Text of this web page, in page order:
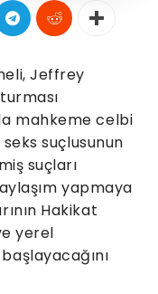
Jeffrey
mahkeme celbi
seks suçlusunun
suçları
yapmaya
Hakikat
yerel